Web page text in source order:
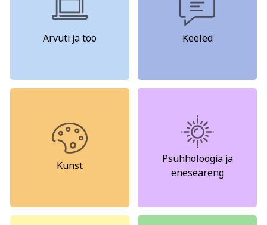
Psühholoogia ja
eneseareng
Tekstiil ja käsitöö Tervis ja ilu
Grupitellimused
Facebook Instagram
Arvuti ja töö Keeled
Kunst
Psühholoogia ja
eneseareng